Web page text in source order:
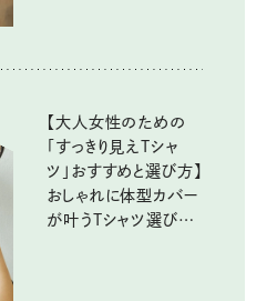
【大人女性のための
「すっきり見えTシャ
ツ」おすすめと選び方】
おしゃれに体型カバー
が叶うTシャツ選びの